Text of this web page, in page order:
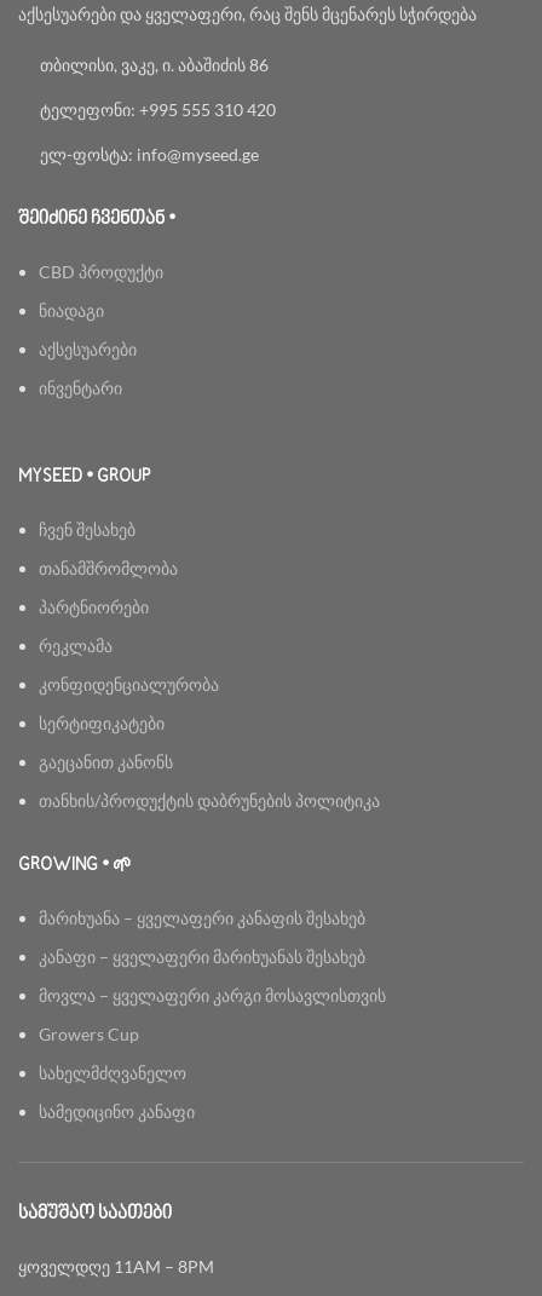
აქსესუარები და ყველაფერი, რაც შენს მცენარეს სჭირდება
თბილისი, ვაკე, ი. აბაშიძის 86
ტელეფონი: +995 555 310 420
ელ-ფოსტა: info@myseed.ge
ᲨᲔᲘᲫᲘᲜᲔ ᲩᲕᲔᲜᲗᲐᲜ •
CBD პროდუქტი
ნიადაგი
აქსესუარები
ინვენტარი
MYSEED • GROUP
ჩვენ შესახებ
თანამშრომლობა
პარტნიორები
რეკლამა
კონფიდენციალურობა
სერტიფიკატები
გაეცანით კანონს
თანხის/პროდუქტის დაბრუნების პოლიტიკა
GROWING • 🌱
მარიხუანა – ყველაფერი კანაფის შესახებ
კანაფი – ყველაფერი მარიხუანას შესახებ
მოვლა – ყველაფერი კარგი მოსავლისთვის
Growers Cup
სახელმძღვანელო
სამედიცინო კანაფი
ᲡᲐᲛᲣᲨᲐᲝ ᲡᲐᲐᲗᲔᲑᲘ
ყოველდღე 11AM – 8PM